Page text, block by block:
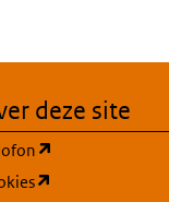
nieuw tabblad)
een nieuw tabblad)
deze site